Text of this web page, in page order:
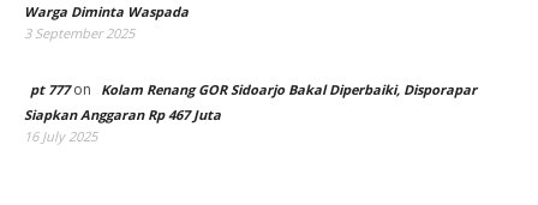
Warga Diminta Waspada
3 September 2025
pt 777on
Kolam Renang GOR Sidoarjo Bakal Diperbaiki, Disporapar
Siapkan Anggaran Rp 467 Juta
16 July 2025